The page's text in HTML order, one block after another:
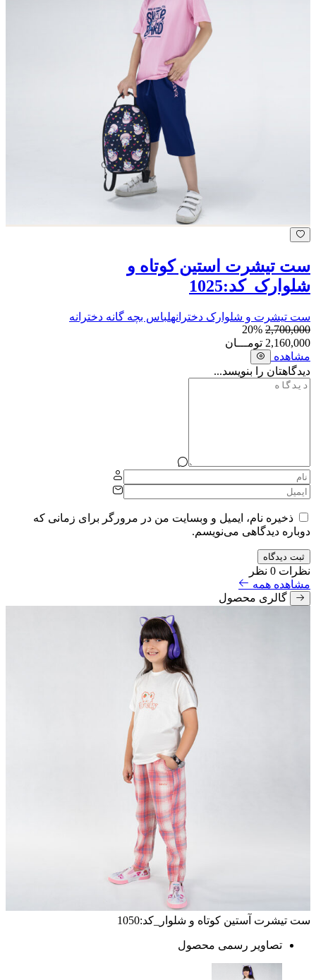
ست تیشرت استین کوتاه و
شلوارک_کد:1025
ست تیشرت و شلوارک دخترانهلباس بچه گانه دخترانه
2,700,000
20%
2,160,000 تومـــان
مشاهده
دیدگاهتان را بنویسد...
ذخیره نام، ایمیل و وبسایت من در مرورگر برای زمانی که
دوباره دیدگاهی می‌نویسم.
ثبت دیدگاه
نظرات 0 نظر
مشاهده همه
گالری محصول
ست تیشرت آستین کوتاه و شلوار_کد:1050
تصاویر رسمی محصول